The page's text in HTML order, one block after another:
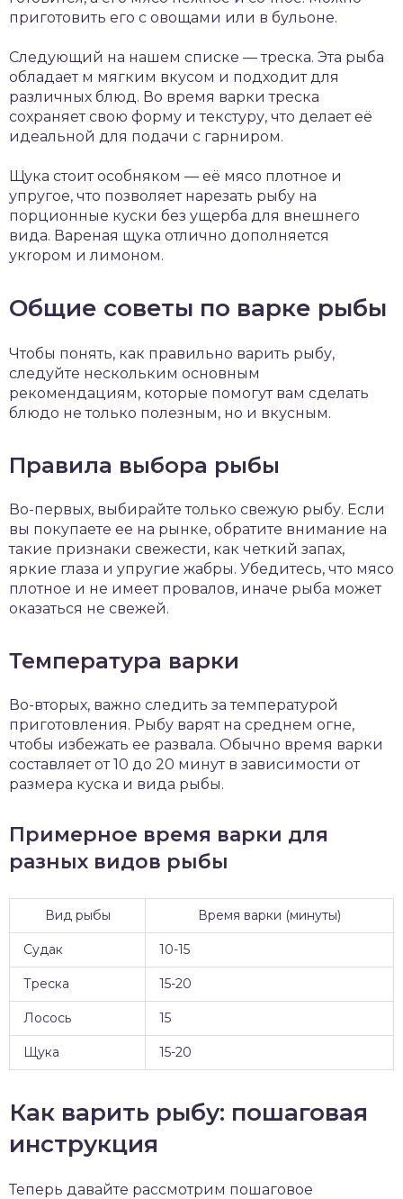
приготовить его с овощами или в бульоне.
Следующий на нашем списке — треска. Эта рыба
обладает м мягким вкусом и подходит для
различных блюд. Во время варки треска
сохраняет свою форму и текстуру, что делает её
идеальной для подачи с гарниром.
Щука стоит особняком — её мясо плотное и
упругое, что позволяет нарезать рыбу на
порционные куски без ущерба для внешнего
вида. Вареная щука отлично дополняется
укropом и лимоном.
Общие советы по варке рыбы
Чтобы понять, как правильно варить рыбу,
следуйте нескольким основным
рекомендациям, которые помогут вам сделать
блюдо не только полезным, но и вкусным.
Правила выбора рыбы
Во-первых, выбирайте только свежую рыбу. Если
вы покупаете ее на рынке, обратите внимание на
такие признаки свежести, как четкий запах,
яркие глаза и упругие жабры. Убедитесь, что мясо
плотное и не имеет провалов, иначе рыба может
оказаться не свежей.
Температура варки
Во-вторых, важно следить за температурой
приготовления. Рыбу варят на среднем огне,
чтобы избежать ее развала. Обычно время варки
составляет от 10 до 20 минут в зависимости от
размера куска и вида рыбы.
Примерное время варки для
разных видов рыбы
Вид рыбы Время варки (минуты)
Судак 10-15
Треска 15-20
Лосось 15
Щука 15-20
Как варить рыбу: пошаговая
инструкция
Теперь давайте рассмотрим пошаговое